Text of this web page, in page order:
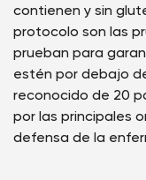
contienen y sin
protocolo son las
prueban para
estén por debajo
reconocido de 20
por las principales
defensa de la